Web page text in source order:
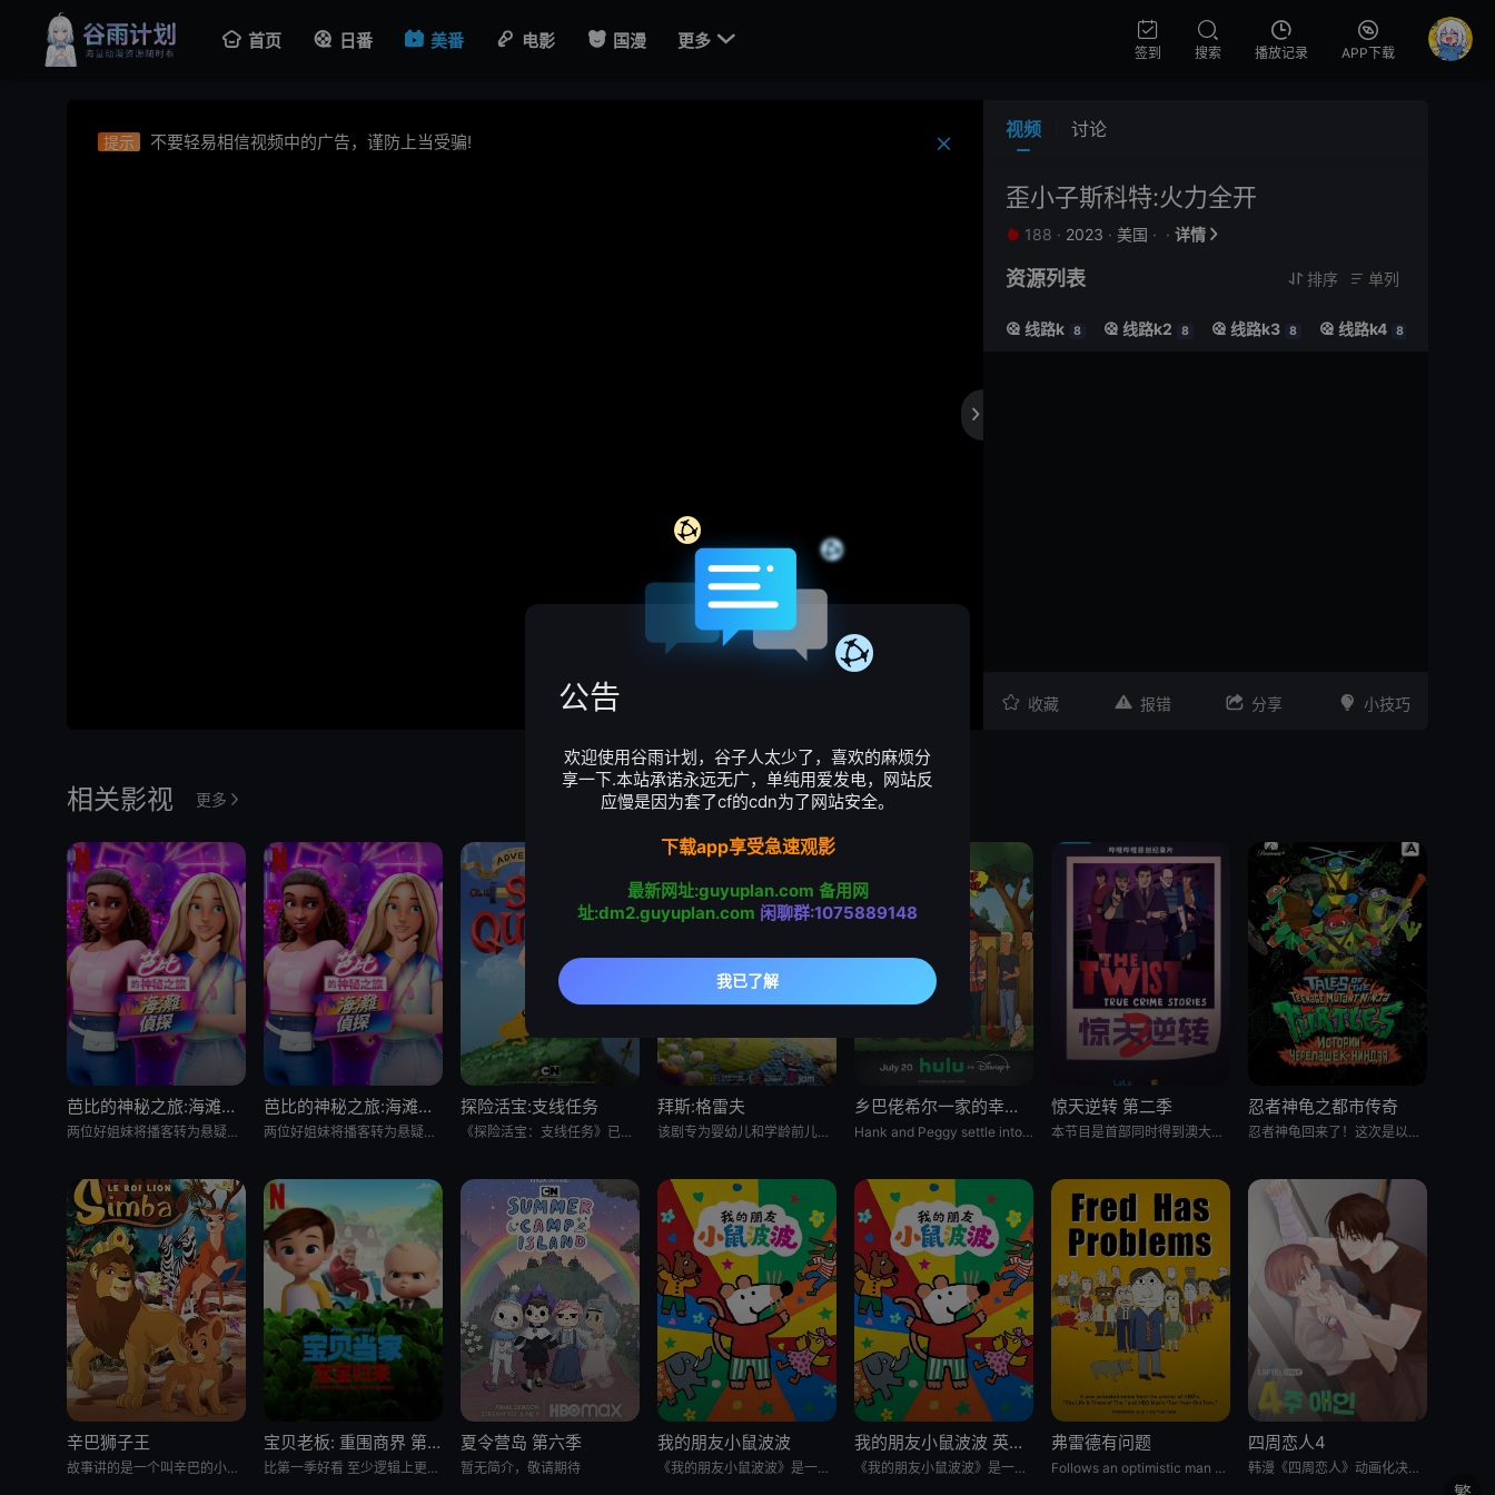
首页 日番 美番 电影 国漫 更多 
签到 搜索 播放记录 APP下载

提示 如果无法播放请重新刷新页面，或者切换线路。
提示 不要轻易相信视频中的广告，谨防上当受骗!
视频 讨论
歪小子斯科特:火力全开
 188 · 2023 · 美国 · · 详情 
 收藏  报错  分享  小技巧
资源列表  排序  单列
 线路k 8  线路k2 8  线路k3 8  线路k4 8
相关影视 更多
芭比的神秘之旅:海滩探案集 英语版
两位好姐妹将播客转为悬疑推理节目，在海滩嘉年华追查连环失窃谜案的冒险经历
芭比的神秘之旅:海滩探案集
两位好姐妹将播客转为悬疑推理节目，在海滩嘉年华追查连环失窃谜案的冒险经历
探险活宝:支线任务
《探险活宝：支线任务》已获得 CNS 批准，这是一部儿童系列动画，它将带领观众回到芬恩还是个孩子的时候，那时他
拜斯:格雷夫
该剧专为婴幼儿和学龄前儿童设计，结合了儿童睡眠科学研究。它采用极其柔和的色彩、慢节奏的3D动画和舒缓的音乐，属
乡巴佬希尔一家的幸福生活 第十五季
Hank and Peggy settle into retirement life on Rainey St
惊天逆转 第二季
本节目是首部同时得到澳大利亚电影局和新南威尔士电影局扶持的中澳联合出品动画纪录片。以短番的形式重述百余年里，发
忍者神龟之都市传奇
忍者神龟回来了！这次是以电视剧的形式。当神龟们被人类接纳，一边上高中一边继续他们的超级英雄生涯时，他们面临着同
辛巴狮子王
故事讲的是一个叫辛巴的小狮子在困难中进行历练，最终成为丛林之王的故事。故事中，小狮子辛巴的爸爸被猎人杀害，
宝贝老板: 重围商界 第二季
比第一季好看 至少逻辑上更合理了 就是好喜欢boss baby的眼睫毛啊 我的天 P.s 这季里stacy真的
夏令营岛 第六季
暂无简介，敬请期待
我的朋友小鼠波波
《我的朋友小鼠波波》是一个风靡全球、深受学龄前儿童及家长喜爱的经典IP，改编自英国著名儿童作家露西·卡曾斯创作
我的朋友小鼠波波 英语版
《我的朋友小鼠波波》是一个风靡全球、深受学龄前儿童及家长喜爱的经典IP，改编自英国著名儿童作家露西·卡曾斯创作
弗雷德有问题
Follows an optimistic man who tries to keep up with the
四周恋人4
韩漫《四周恋人》动画化决定！
公告
欢迎使用谷雨计划，谷子人太少了，喜欢的麻烦分
享一下.本站承诺永远无广，单纯用爱发电，网站反
应慢是因为套了cf的cdn为了网站安全。
下载app享受急速观影
最新网址:guyuplan.com 备用网
址:dm2.guyuplan.com 闲聊群:1075889148